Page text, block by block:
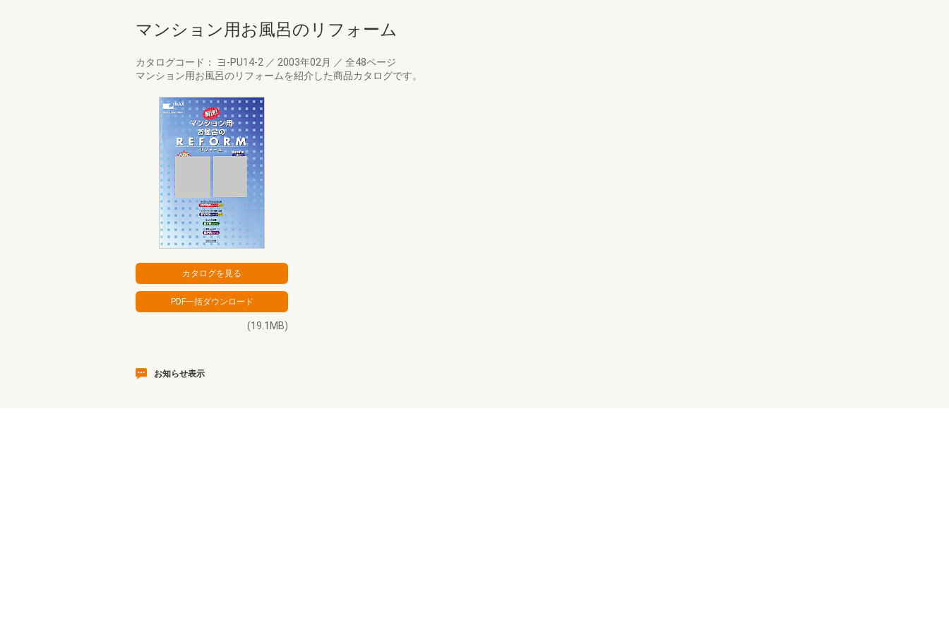
マンション用お風呂のリフォーム
カタログコード： ヨ-PU14-2 ／ 2003年02月 ／ 全48ページ
マンション用お風呂のリフォームを紹介した商品カタログです。
(19.1MB)
お知らせ表示